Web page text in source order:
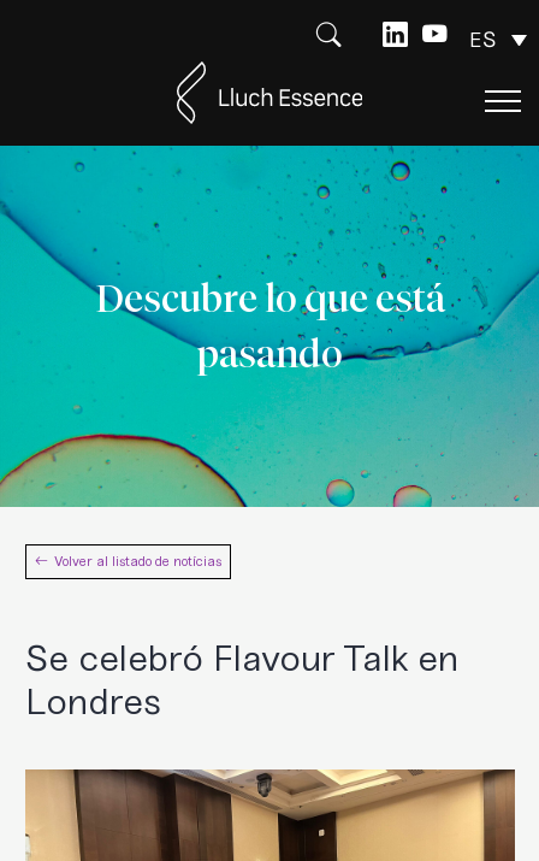
ES
Descubre lo que está
pasando
Volver al listado de notícias
Se celebró Flavour Talk en
Londres